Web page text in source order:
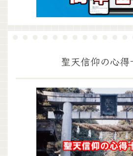
聖天信仰の心得